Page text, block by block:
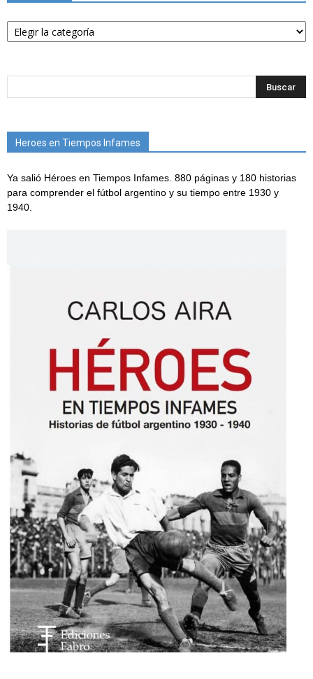
Categorías
Heroes en Tiempos Infames
Ya salió Héroes en Tiempos Infames. 880 páginas y 180 historias
para comprender el fútbol argentino y su tiempo entre 1930 y
1940.